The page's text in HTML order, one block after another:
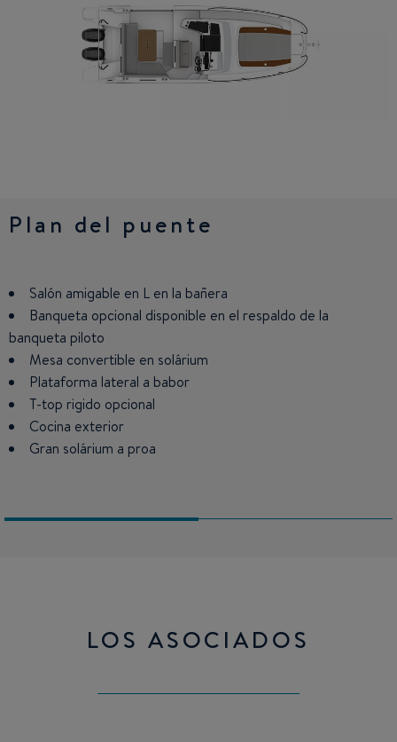
Plan del puente
Salón amigable en L en la bañera
Banqueta opcional disponible en el respaldo de la
banqueta piloto
Mesa convertible en solárium
Plataforma lateral a babor
T-top rigido opcional
Cocina exterior
Gran solárium a proa
Cabina
Gran salón transformableen litera para 2 personas
1 litera doble en el camarote de apoyo
Aseo con WC y ducha
Conjunto cocina con fregadero, estibas, frigorífico y
microondas opcional
Portillos abriblespara aportar luminosidad y ventilación
LOS ASOCIADOS